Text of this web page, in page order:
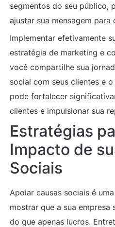
segmentos do seu público,
ajustar sua mensagem para
Implementar efetivamente
estratégia de marketing e
você compartilhe sua
social com seus clientes e
pode fortalecer
clientes e impulsionar sua
Estratégias
Impacto de
Sociais
Apoiar causas sociais é
mostrar que a sua empresa
do que apenas lucros.